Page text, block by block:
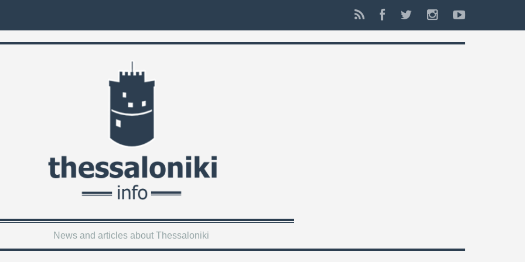
News and articles about Thessaloniki